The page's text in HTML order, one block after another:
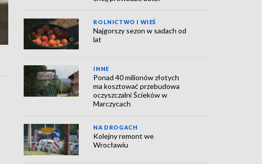
ROLNICTWO I WIEŚ
Najgorszy sezon w sadach od
lat
INNE
Ponad 40 milionów złotych
ma kosztować przebudowa
oczyszczalni Ścieków w
Marczycach
NA DROGACH
Kolejny remont we
Wrocławiu